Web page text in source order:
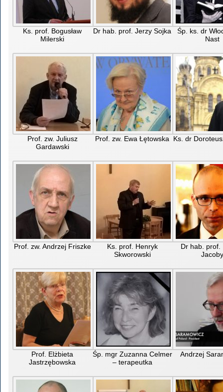
Ks. prof. Bogusław
Milerski
Dr hab. prof. Jerzy Sojka
Śp. ks. dr
Nast
Prof. zw. Juliusz
Gardawski
Prof. zw. Ewa Łętowska Ks. dr
Prof. zw. Andrzej Friszke
Ks. prof. Henryk
Skworowski
Dr hab. prof.
Jacoby
Prof. Elżbieta
Jastrzębowska
Śp. mgr Zuzanna Celmer
– terapeutka
Andrzej